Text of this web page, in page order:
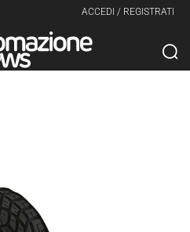
ACCEDI / REGISTRATI